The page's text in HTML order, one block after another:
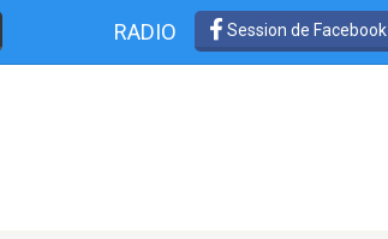
RADIO Session de Facebook